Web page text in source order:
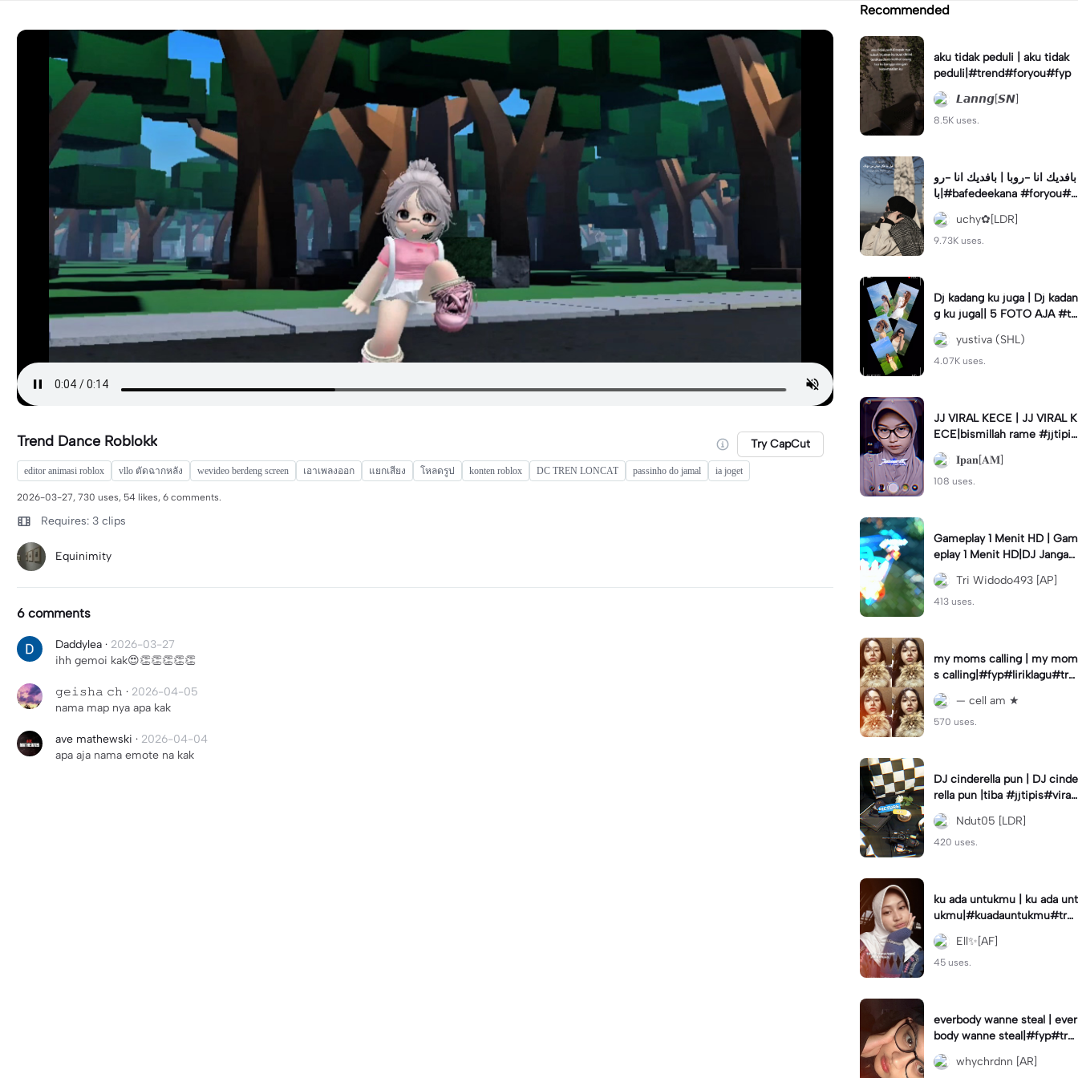
Trend Dance Roblokk Try CapCut
editor animasi roblox vllo ตัดฉากหลัง wevideo berdeng screen เอาเพลงออก แยกเสียง โหลดรูป konten roblox DC TREN LONCAT passinho do jamal ia joget
2026-03-27, 730 uses, 54 likes, 6 comments.
Requires: 3 clips
Equinimity
6 comments
Daddylea · 2026-03-27
ihh gemoi kak😍👏👏👏👏👏
𝚐𝚎𝚒𝚜𝚑𝚊 𝚌𝚑 · 2026-04-05
nama map nya apa kak
ave mathewski · 2026-04-04
apa aja nama emote na kak
Recommended
aku tidak peduli | aku tidak
peduli|#trend#foryou#fyp
𝙇𝙖𝙣𝙣𝙜[𝙎𝙉]
8.5K uses.
بافديك انا -روبا | بافديك انا -رو
با|#bafedeekana #foryou#a
rabic#arabicsong#fyp
uchy✿[LDR]
9.73K uses.
Dj kadang ku juga | Dj kadan
g ku juga|| 5 FOTO AJA #tr
ansisi #soundviraltiktok #fy
p #trendyustiva (SHL)
4.07K uses.
JJ VIRAL KECE | JJ VIRAL K
ECE|bismillah rame #jjtipis
#viral#fyp#ipan_prst
𝐈𝐩𝐚𝐧[𝐀𝐌]
108 uses.
Gameplay 1 Menit HD | Gam
eplay 1 Menit HD|DJ Jangan
Ganggu Pacarku #mlbbgam
eplay #mlbbtrendtiktok
Tri Widodo493 [AP]
413 uses.
my moms calling | my mom
s calling|#fyp#liriklagu#tre
nd#cellam
— cell am ★
570 uses.
DJ cinderella pun | DJ cinde
rella pun |tiba #jjtipis#viral
#fyp#cinderellapuntiba #m
irror
Ndut05 [LDR]
420 uses.
ku ada untukmu | ku ada unt
ukmu|#kuadauntukmu#tre
nd#viral#fyp#foryou
Ell✨[AF]
45 uses.
everbody wanne steal | ever
body wanne steal|#fyp#tre
ndtiktiktok #ekspresikanjan
uari whychrdnn [AR]